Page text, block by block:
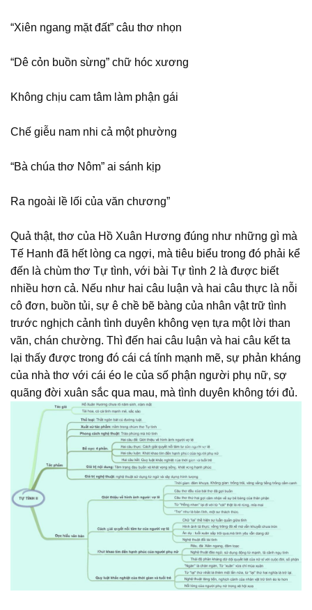
“Xiên ngang mặt đất” câu thơ nhọn
“Dê cỏn buồn sừng” chữ hóc xương
Không chịu cam tâm làm phận gái
Chế giễu nam nhi cả một phường
“Bà chúa thơ Nôm” ai sánh kịp
Ra ngoài lề lối của văn chương”
Quả thật, thơ của Hồ Xuân Hương đúng như những gì mà
Tế Hanh đã hết lòng ca ngợi, mà tiêu biểu trong đó phải kể
đến là chùm thơ Tự tình, với bài Tự tình 2 là được biết
nhiều hơn cả. Nếu như hai câu luận và hai câu thực là nỗi
cô đơn, buồn tủi, sự ê chề bẽ bàng của nhân vật trữ tình
trước nghịch cảnh tình duyên không vẹn tựa một lời than
vãn, chán chường. Thì đến hai câu luận và hai câu kết ta
lại thấy được trong đó cái cá tính mạnh mẽ, sự phản kháng
của nhà thơ với cái éo le của số phận người phụ nữ, sợ
quãng đời xuân sắc qua mau, mà tình duyên không tới đủ.